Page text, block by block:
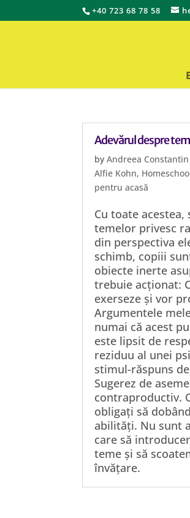
+40 723 68 78 58
Adevărul despre
byAndreea Constantin
Alfie Kohn,
pentru acasă
Cu toate
temelor privesc
din perspectiva
schimb, copiii
obiecte inerte
trebuie acționat:
exerseze și vor
Argumentele
numai că acest
este lipsit de
reziduu al unei
stimul-răspuns
Sugerez de
contraproductiv.
obligați să
abilități. Nu sunt
care să
teme și să
învățare.